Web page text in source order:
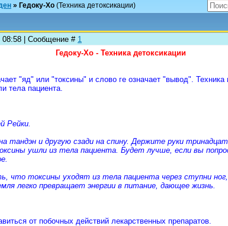
» Гедоку-Хо (Техника детоксикации)
08:58 | Сообщение # 1
Гедоку-Хо - Техника детоксикации
"яд" или "токсины" и слово ге означает "вывод".
тела пациента.
Рейки.
тандэн и другую сзади на спину. Держите руки
ушли из тела пациента. Будет лучше, если вы
что токсины уходят из тела пациента через ступни ног,
легко превращает энергии в питание, дающее жизнь.
от побочных действий лекарственных препаратов.